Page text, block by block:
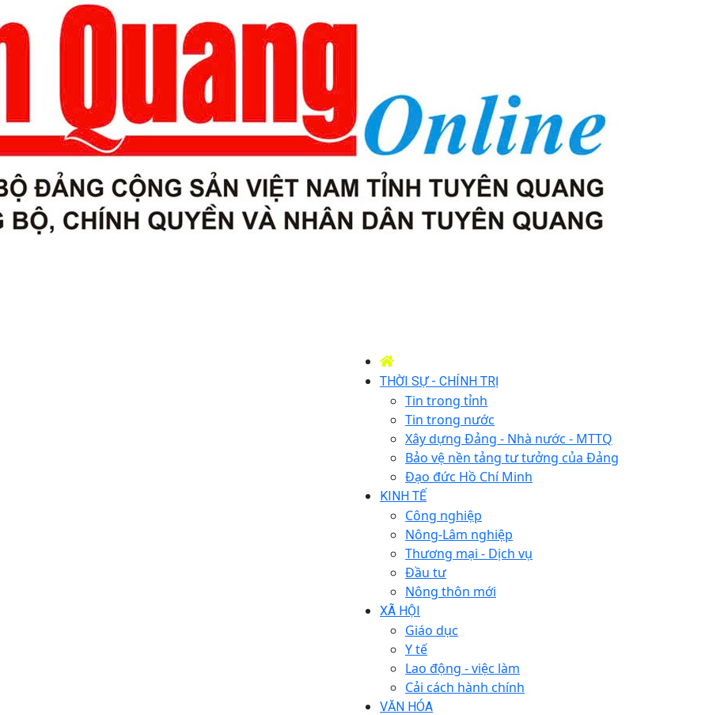
THỜI SỰ - CHÍNH TRỊ
Tin trong tỉnh
Tin trong nước
Xây dựng Đảng - Nhà nước - MTTQ
Bảo vệ nền tảng tư tưởng của Đảng
Đạo đức Hồ Chí Minh
KINH TẾ
Công nghiệp
Nông-Lâm nghiệp
Thương mại - Dịch vụ
Đầu tư
Nông thôn mới
XÃ HỘI
Giáo dục
Y tế
Lao động - việc làm
Cải cách hành chính
VĂN HÓA